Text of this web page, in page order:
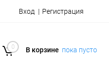
Вход Регистрация
0 В корзине пока пусто